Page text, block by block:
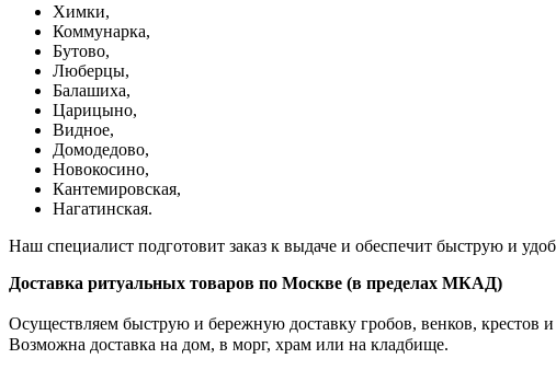
Химки,
Коммунарка,
Бутово,
Люберцы,
Балашиха,
Царицыно,
Видное,
Домодедово,
Новокосино,
Кантемировская,
Нагатинская.
Наш специалист подготовит заказ к выдаче и обеспечит быструю и
Доставка ритуальных товаров по Москве (в пределах МКАД)
Осуществляем быструю и бережную доставку гробов, венков, крестов
Возможна доставка на дом, в морг, храм или на кладбище.